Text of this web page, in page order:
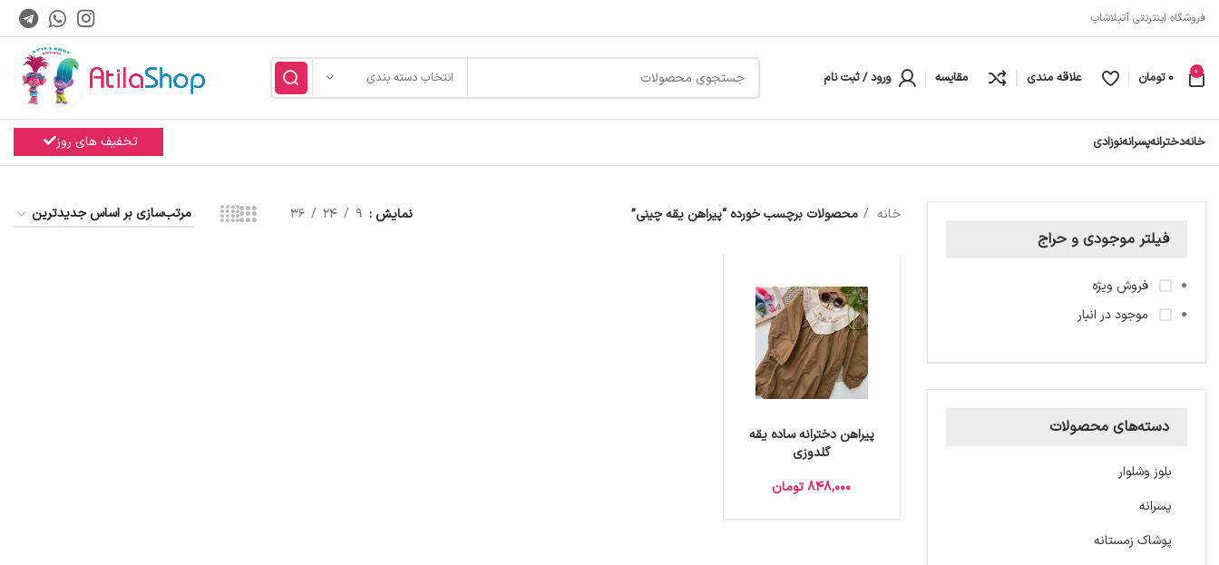
فروشگاه اینترنتی آتیلاشاپ
0
0 تومان علاقه مندی مقایسه ورود / ثبت نام انتخاب دسته بندی
خانهدخترانهپسرانهنوزادی تخفیف های روز
فیلتر موجودی و حراج
فروش ویژه
موجود در انبار
دسته‌های محصولات
بلوز وشلوار
پسرانه
پوشاک زمستانه
خانه محصولات برچسب خورده “پیراهن یقه چینی” نمایش 9
24
36
پیراهن دخترانه ساده یقه
گلدوزی
848,000 تومان